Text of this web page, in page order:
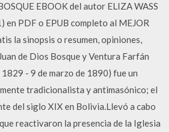
EBOOK del autor ELIZA WASS
PDF o EPUB completo al MEJOR
la sinopsis o resumen, opiniones,
de Dios Bosque y Ventura Farfán
- 9 de marzo de 1890) fue un
tradicionalista y antimasónico; el
del siglo XIX en Bolivia.Llevó a cabo
reactivaron la presencia de la Iglesia